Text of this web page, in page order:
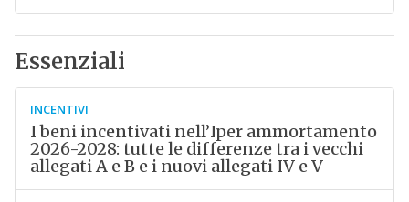
Essenziali
INCENTIVI
I beni incentivati nell’Iper ammortamento
2026-2028: tutte le differenze tra i vecchi
allegati A e B e i nuovi allegati IV e V